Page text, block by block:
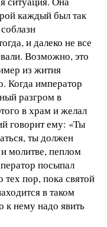
каждый был так
и далеко не все
Возможно, это
из жития
Когда император
разгром в
в храм и желал
говорит ему: «Ты
ты должен
молитве, пеплом
посыпал
тех пор, пока святой
в таком
к нему надо явить